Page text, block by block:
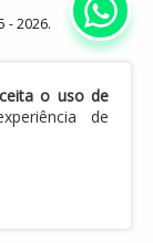
o uso de
de
- 2026.